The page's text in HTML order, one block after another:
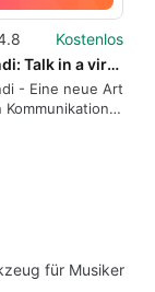
Kostenlos
fondi: Talk in a virtual space
- Eine neue Art
Kommunikations-
für Musiker